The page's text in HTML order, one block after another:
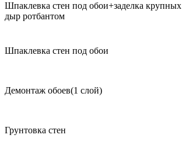
Шпаклевка стен под обои+заделка крупных
дыр ротбантом
Шпаклевка стен под обои
Демонтаж обоев(1 слой)
Грунтовка стен